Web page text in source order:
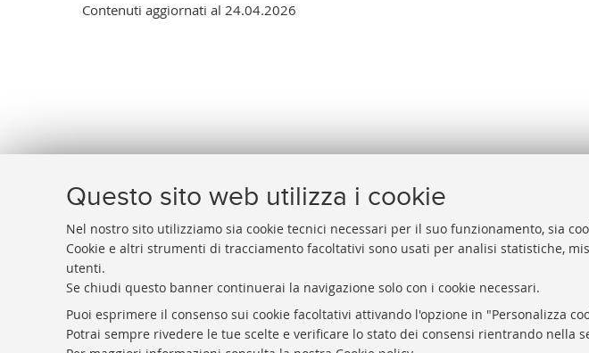
Questo sito web utilizza i cookie
Nel nostro sito utilizziamo sia cookie tecnici necessari per il suo funzionamento, sia
Cookie e altri strumenti di tracciamento facoltativi sono usati per analisi statistiche,
utenti.
Se chiudi questo banner continuerai la navigazione solo con i cookie necessari.
Puoi esprimere il consenso sui cookie facoltativi attivando l'opzione in "Personalizza
Potrai sempre rivedere le tue scelte e verificare lo stato dei consensi rientrando nella
Contenuti aggiornati al 24.04.2026
FONDAZIONEALMAMATER
Dove siamo e contatti
C.F.: 92049880377
Fondazione in-house dell’Università di Bologna
Privacy